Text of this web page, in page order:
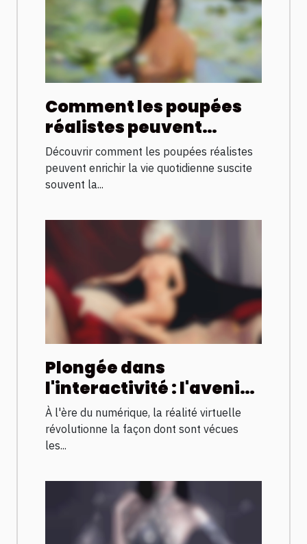
Comment les poupées
réalistes peuvent
améliorer la qualité de
vie ?
Découvrir comment les poupées réalistes
peuvent enrichir la vie quotidienne suscite
souvent la...
Plongée dans
l'interactivité : l'avenir
des expériences
adultes en VR
À l'ère du numérique, la réalité virtuelle
révolutionne la façon dont sont vécues
les...